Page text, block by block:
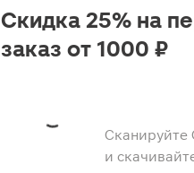
Сканируйте
и
Скидка 25% на
заказ от 1000 ₽